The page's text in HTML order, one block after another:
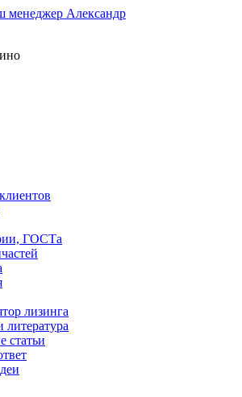
менеджер Александр
ГОСТа
лизинга
статьи